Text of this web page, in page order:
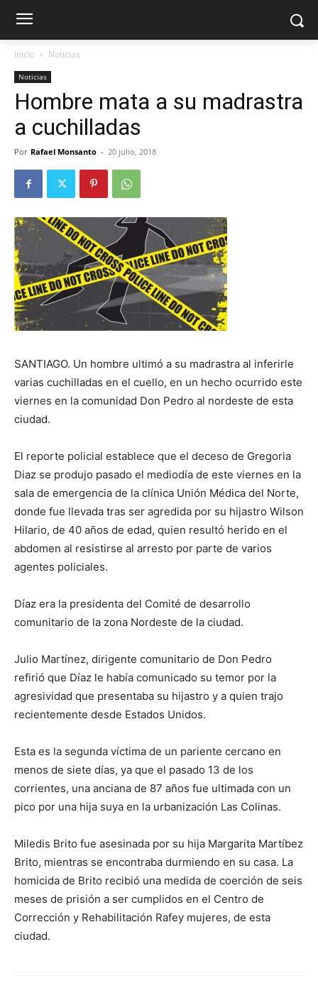
Inicio Noticias
Noticias
Hombre mata a su madrastra
a cuchilladas
Por Rafael Monsanto - 20 julio, 2018
SANTIAGO. Un hombre ultimó a su madrastra al inferirle
varias cuchilladas en el cuello, en un hecho ocurrido este
viernes en la comunidad Don Pedro al nordeste de esta
ciudad.
El reporte policial establece que el deceso de Gregoria
Diaz se produjo pasado el mediodía de este viernes en la
sala de emergencia de la clínica Unión Médica del Norte,
donde fue llevada tras ser agredida por su hijastro Wilson
Hilario, de 40 años de edad, quien resultó herido en el
abdomen al resistirse al arresto por parte de varios
agentes policiales.
Díaz era la presidenta del Comité de desarrollo
comunitario de la zona Nordeste de la ciudad.
Julio Martínez, dirigente comunitario de Don Pedro
refirió que Díaz le había comunicado su temor por la
agresividad que presentaba su hijastro y a quien trajo
recientemente desde Estados Unidos.
Esta es la segunda víctima de un pariente cercano en
menos de siete días, ya que el pasado 13 de los
corrientes, una anciana de 87 años fue ultimada con un
pico por una hija suya en la urbanización Las Colinas.
Miledis Brito fue asesinada por su hija Margarita Martíbez
Brito, mientras se encontraba durmiendo en su casa. La
homicida de Brito recibió una medida de coerción de seis
meses de prisión a ser cumplidos en el Centro de
Corrección y Rehabilitación Rafey mujeres, de esta
ciudad.